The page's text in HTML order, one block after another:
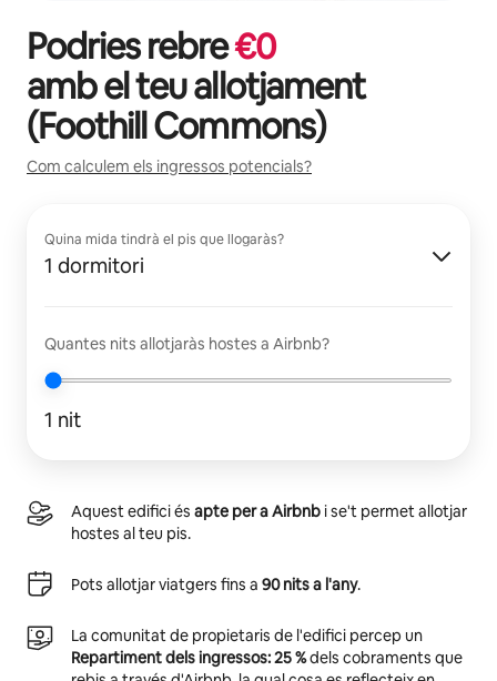
Podries rebre€0
amb el teu allotjament
(Foothill Commons)
Com calculem els ingressos potencials?
Quina mida tindrà el pis que llogaràs?
1 dormitori
Quantes nits allotjaràs hostes a Airbnb?
1 nit
Aquest edifici és apte per a Airbnb i se't permet allotjar
hostes al teu pis.
Pots allotjar viatgers fins a 90 nits a l'any.
La comunitat de propietaris de l'edifici percep un
Repartiment dels ingressos: 25 %dels cobraments que